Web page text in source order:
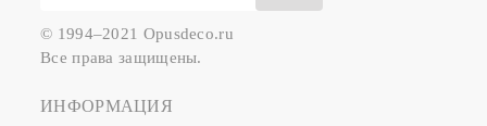
© 1994–2021 Opusdeco.ru
Все права защищены.
ИНФОРМАЦИЯ